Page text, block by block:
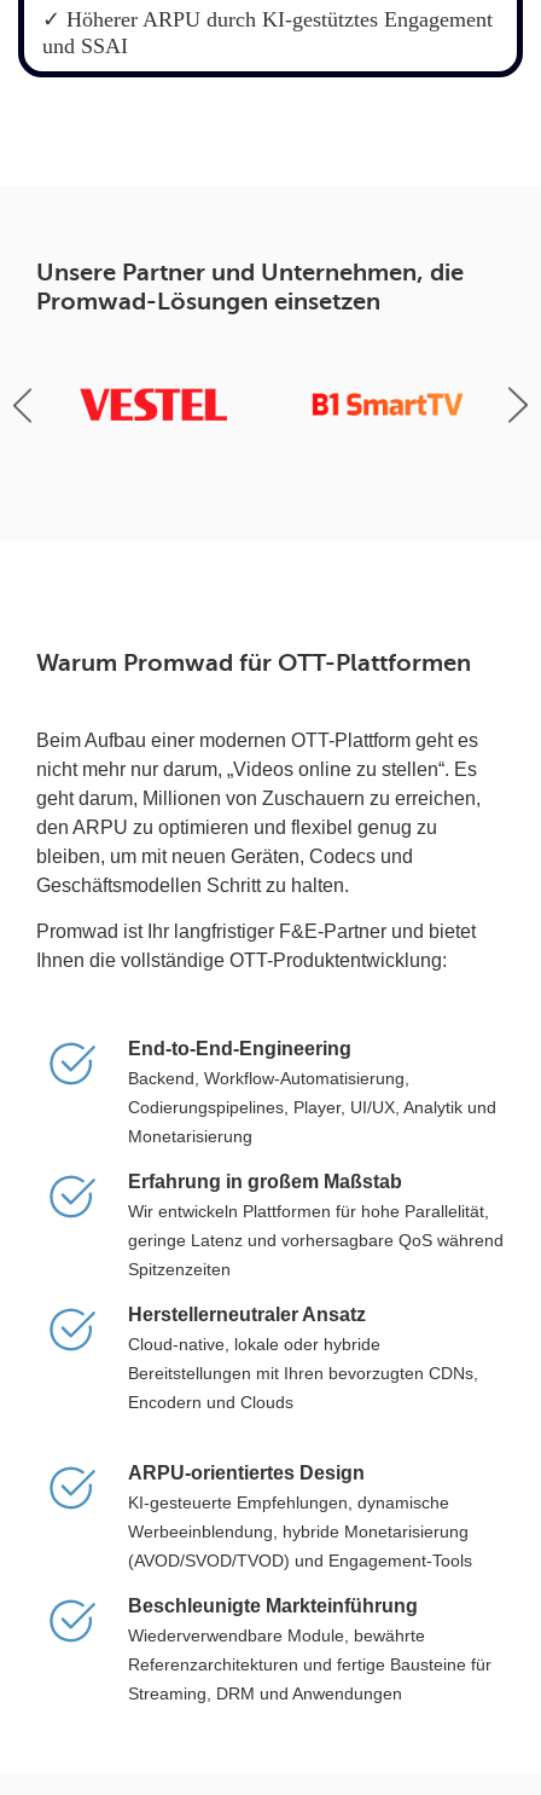
✓ Höherer ARPU durch KI-gestütztes Engagement
und SSAI
Unsere Partner und Unternehmen, die
Promwad-Lösungen einsetzen
Warum Promwad für OTT-Plattformen
Beim Aufbau einer modernen OTT-Plattform geht es
nicht mehr nur darum, „Videos online zu stellen“. Es
geht darum, Millionen von Zuschauern zu erreichen,
den ARPU zu optimieren und flexibel genug zu
bleiben, um mit neuen Geräten, Codecs und
Geschäftsmodellen Schritt zu halten.
Promwad ist Ihr langfristiger F&E-Partner und bietet
Ihnen die vollständige OTT-Produktentwicklung:
End-to-End-Engineering
Backend, Workflow-Automatisierung,
Codierungspipelines, Player, UI/UX, Analytik und
Monetarisierung
Erfahrung in großem Maßstab
Wir entwickeln Plattformen für hohe Parallelität,
geringe Latenz und vorhersagbare QoS während
Spitzenzeiten
Herstellerneutraler Ansatz
Cloud-native, lokale oder hybride
Bereitstellungen mit Ihren bevorzugten CDNs,
Encodern und Clouds
ARPU-orientiertes Design
KI-gesteuerte Empfehlungen, dynamische
Werbeeinblendung, hybride Monetarisierung
(AVOD/SVOD/TVOD) und Engagement-Tools
Beschleunigte Markteinführung
Wiederverwendbare Module, bewährte
Referenzarchitekturen und fertige Bausteine für
Streaming, DRM und Anwendungen